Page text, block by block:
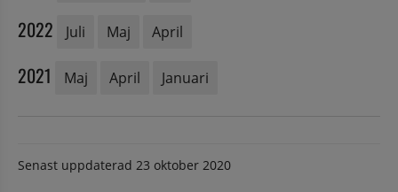
2022 Juli Maj April
2021 Maj April Januari
Senast uppdaterad 23 oktober 2020